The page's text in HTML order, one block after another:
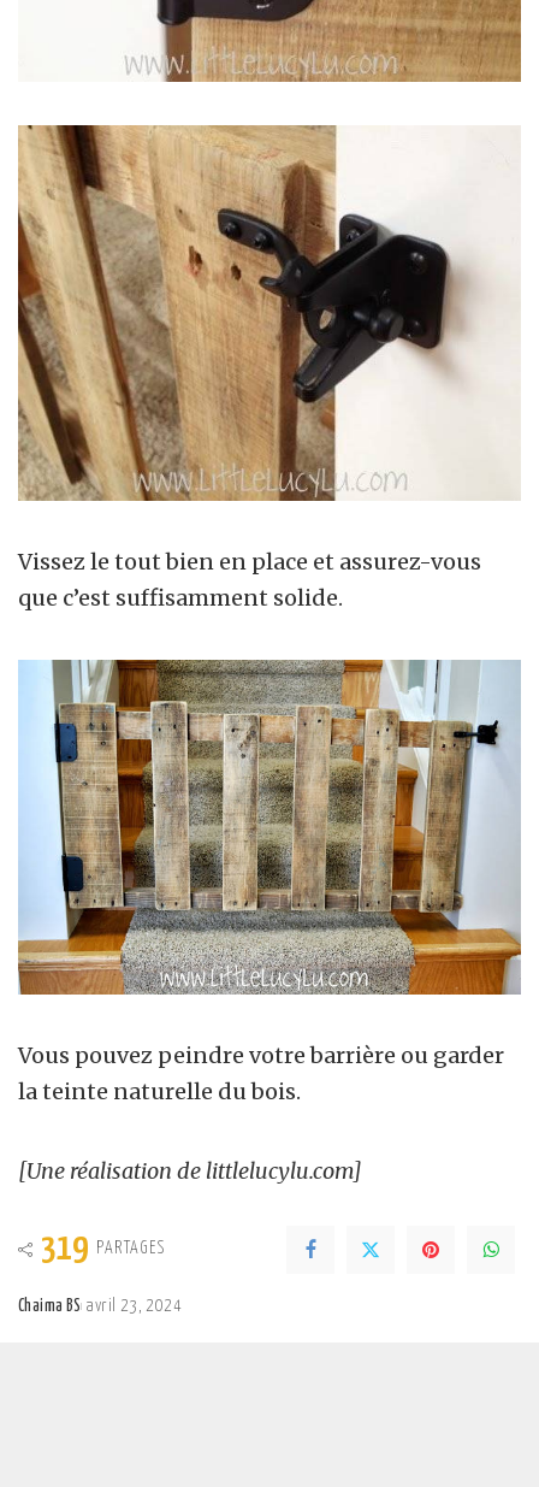
Vissez le tout bien en place et assurez-vous
que c’est suffisamment solide.
Vous pouvez peindre votre barrière ou garder
la teinte naturelle du bois.
[Une réalisation de littlelucylu.com]
319 PARTAGES
Chaima BS avril 23, 2024